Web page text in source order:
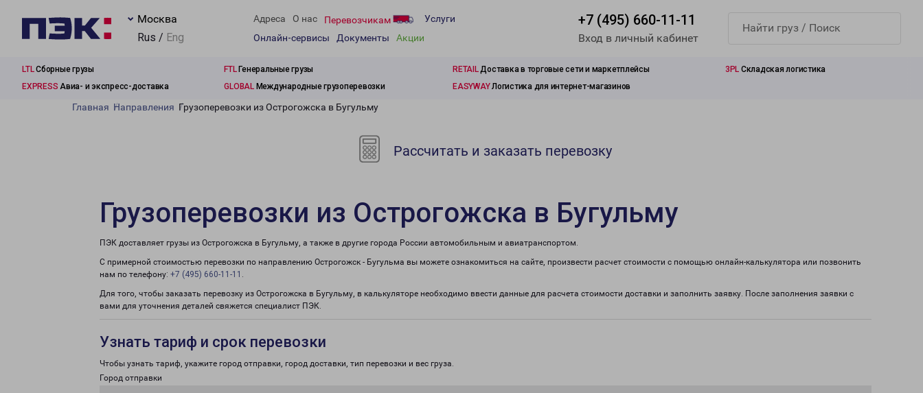
Москва
Rus / Eng
Адреса О нас Перевозчикам
Услуги
Онлайн-сервисы
Документы Акции
+7 (495) 660-11-11
Вход в личный кабинет
LTLСборные грузы FTLГенеральные грузы RETAILДоставка в торговые сети и маркетплейсы 3PL Складская логистика
EXPRESS Авиа- и экспресс-доставка GLOBALМеждународные грузоперевозки EASYWAYЛогистика для интернет-магазинов
Главная Направления Грузоперевозки из Острогожска в Бугульму
Рассчитать и заказать перевозку
Грузоперевозки из Острогожска в Бугульму
ПЭК доставляет грузы из Острогожска в Бугульму, а также в другие города России автомобильным и авиатранспортом.
С примерной стоимостью перевозки по направлению Острогожск - Бугульма вы можете ознакомиться на сайте, произвести расчет стоимости с помощью онлайн-калькулятора или позвонить
нам по телефону: +7 (495) 660-11-11 .
Для того, чтобы заказать перевозку из Острогожска в Бугульму, в калькуляторе необходимо ввести данные для расчета стоимости доставки и заполнить заявку. После заполнения заявки с
вами для уточнения деталей свяжется специалист ПЭК.
Узнать тариф и срок перевозки
Чтобы узнать тариф, укажите город отправки, город доставки, тип перевозки и вес груза.
Город отправки